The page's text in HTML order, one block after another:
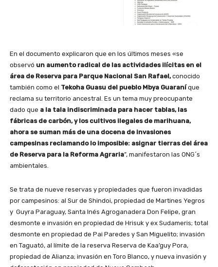
En el documento explicaron que en los últimos meses «se
observó un aumento radical de las actividades ilícitas en el
área de Reserva para Parque Nacional San Rafael,conocido
también como el Tekoha Guasu del pueblo Mbya Guaraníque
reclama su territorio ancestral. Es un tema muy preocupante
dado que a la tala indiscriminada para hacer tablas, las
fábricas de carbón, y los cultivos ilegales de marihuana,
ahora se suman más de una docena de invasiones
campesinas reclamando lo imposible: asignar tierras del área
de Reserva para la Reforma Agraria”, manifestaron las ONG´s
ambientales.
Se trata de nueve reservas y propiedades que fueron invadidas
por campesinos: al Sur de Shindoi, propiedad de Martines Yegros
y Guyra Paraguay, Santa Inés Agroganadera Don Felipe, gran
desmonte e invasión en propiedad de Hrisuk y ex Sudameris; total
desmonte en propiedad de Pai Paredes y San Miguelito; invasión
en Taguató, al límite de la reserva Reserva de Kaa’guy Pora,
propiedad de Alianza; invasión en Toro Blanco, y nueva invasión y